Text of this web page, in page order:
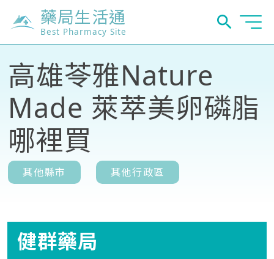
藥局生活通
Best Pharmacy Site
高雄苓雅Nature
Made 萊萃美卵磷脂
哪裡買
其他縣市 其他行政區
健群藥局